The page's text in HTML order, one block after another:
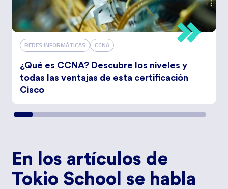
REDES INFORMÁTICAS CCNA
¿Qué es CCNA? Descubre los niveles y
todas las ventajas de esta certificación
Cisco
En los artículos de
Tokio School se habla